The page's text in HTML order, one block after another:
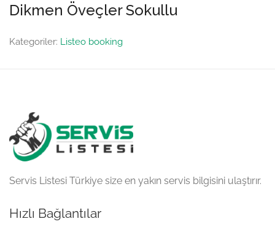
Dikmen Öveçler Sokullu
Kategoriler: Listeo booking
Servis Listesi Türkiye size en yakın servis bilgisini ulaştırır.
Hızlı Bağlantılar